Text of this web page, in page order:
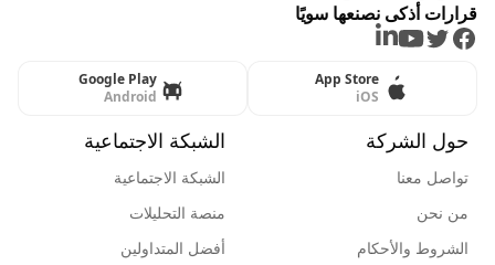
قرارات أذكى نصنعها سويًا
Facebook
Twitter
Youtube
LinkedIn
App Store
iOS
Google Play
Android
حول الشركة
تواصل معنا
من نحن
الشروط والأحكام
الشبكة الاجتماعية
الشبكة الاجتماعية
منصة التحليلات
أفضل المتداولين